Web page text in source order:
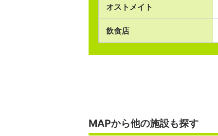
オストメイト
飲食店
MAPから他の施設も探す